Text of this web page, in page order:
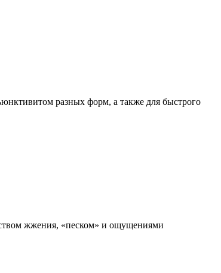
разных форм, а также для быстрого
жжения, «песком» и ощущениями